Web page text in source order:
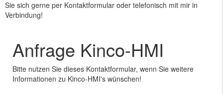
Sie sich gerne per Kontaktformular oder telefonisch mit mir in
Verbindung!